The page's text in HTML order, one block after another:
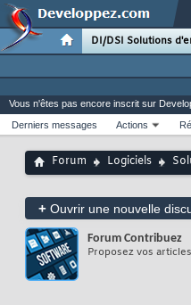
DI/DSI Solutions
Vous n'êtes pas encore inscrit sur
Derniers messages
Actions
Forum Logiciels
+ Ouvrir une nouvelle
Forum Contribuez
Proposez vos